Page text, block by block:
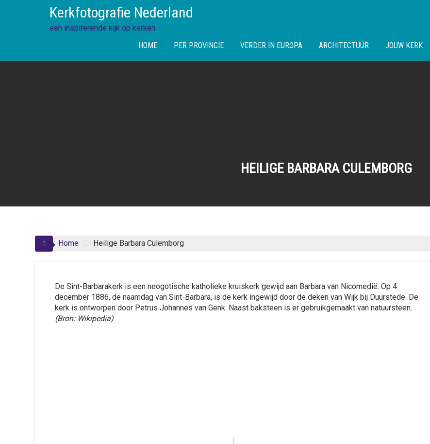
Kerkfotografie Nederland
een inspirerende kijk op kerken
HOME
PER PROVINCIE VERDER IN EUROPA ARCHITECTUUR JOUW KERK
HEILIGE BARBARA CULEMBORG
Home Heilige Barbara Culemborg
De Sint-Barbarakerk is een neogotische katholieke kruiskerk gewijd aan Barbara van Nicomedië. Op 4
december 1886, de naamdag van Sint-Barbara, is de kerk ingewijd door de deken van Wijk bij Duurstede. De
kerk is ontworpen door Petrus Johannes van Genk. Naast baksteen is er gebruikgemaakt van natuursteen.
(Bron: Wikipedia)